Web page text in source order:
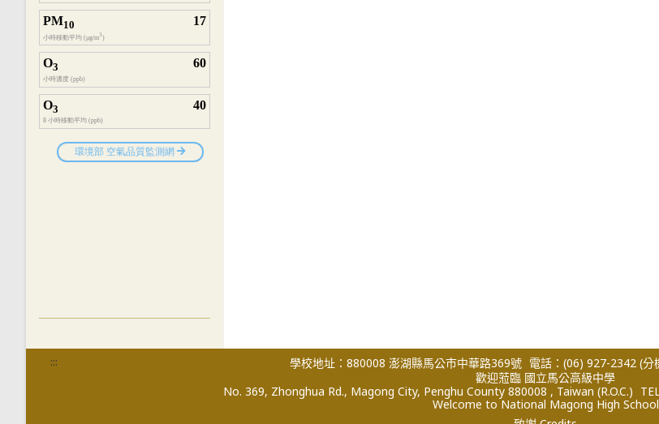
::: 學校地址：880008 澎湖縣馬公市中華路369號 電話：(06) 927-2342 (分
歡迎蒞臨 國立馬公高級中學
No. 369, Zhonghua Rd., Magong City, Penghu County 880008 , Taiwan (R.O.C.)
Welcome to National Magong High School